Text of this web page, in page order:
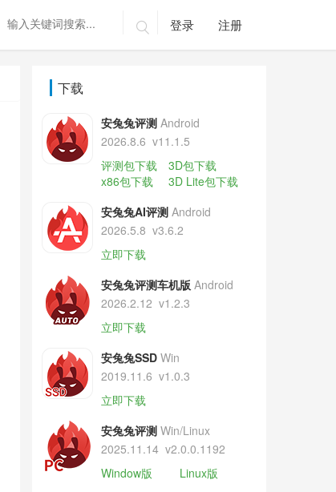
 登录 注册
下载
安兔兔评测 Android
2026.8.6 v11.1.5
评测包下载
3D包下载
x86包下载
3D Lite包下载
安兔兔AI评测 Android
2026.5.8 v3.6.2
立即下载
安兔兔评测车机版 Android
2026.2.12 v1.2.3
立即下载
安兔兔SSD Win
2019.11.6 v1.0.3
立即下载
安兔兔评测 Win/Linux
2025.11.14 v2.0.0.1192
Window版
Linux版